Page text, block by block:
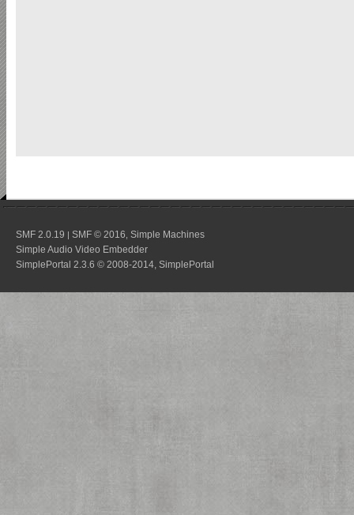
SMF 2.0.19 | SMF © 2016 Simple Machines
Simple Audio Video Embedder
SimplePortal 2.3.6 © 2008-2014, SimplePortal